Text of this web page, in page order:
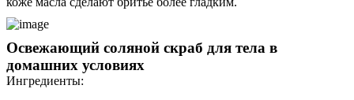
Освежающий соляной скраб для тела в
домашних условиях
Ингредиенты: